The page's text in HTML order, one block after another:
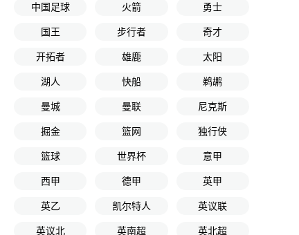
中国足球 火箭 勇士
国王 步行者 奇才
开拓者 雄鹿 太阳
湖人 快船 鹈鹕
曼城 曼联 尼克斯
掘金 篮网 独行侠
篮球 世界杯 意甲
西甲 德甲 英甲
英乙 凯尔特人 英议联
英议北 英南超 英北超